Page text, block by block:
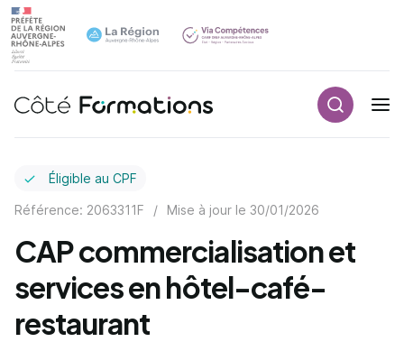
Navigation principale
Éligible au CPF
Référence: 2063311F / Mise à jour le 30/01/2026
CAP commercialisation et
services en hôtel-café-
restaurant